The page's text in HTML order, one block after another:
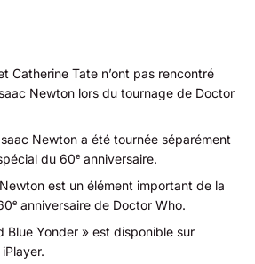
Catherine Tate n’ont pas rencontré
Newton lors du tournage de Doctor
Newton a été tournée séparément
du 60ᵉ anniversaire.
est un élément important de la
anniversaire de Doctor Who.
Blue Yonder » est disponible sur